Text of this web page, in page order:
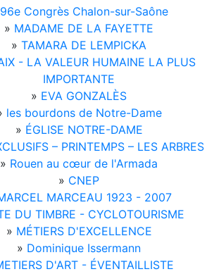
96e Congrès Chalon-sur-Saône
» MADAME DE LA FAYETTE
» TAMARA DE LEMPICKA
- LA VALEUR HUMAINE LA PLUS
IMPORTANTE
» EVA GONZALÈS
les bourdons de Notre-Dame
» ÉGLISE NOTRE-DAME
– PRINTEMPS – LES ARBRES
» Rouen au cœur de l'Armada
» CNEP
MARCEAU 1923 - 2007
DU TIMBRE - CYCLOTOURISME
» MÉTIERS D'EXCELLENCE
» Dominique Issermann
D'ART - ÉVENTAILLISTE